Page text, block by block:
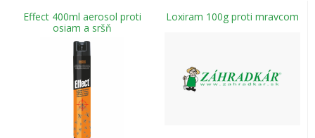
Effect 400ml aerosol proti
osiam a sršň
Loxiram 100g proti mravcom